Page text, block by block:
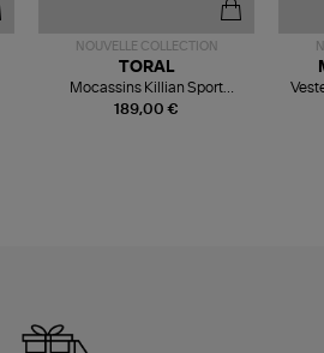
NOUVELLE COLLECTION
189,00 €
TORAL
Mocassins Killian Sport
Mousse